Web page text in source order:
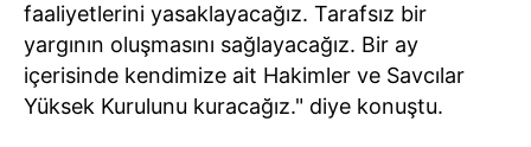
faaliyetlerini yasaklayacağız. Tarafsız bir
yargının oluşmasını sağlayacağız. Bir ay
içerisinde kendimize ait Hakimler ve Savcılar
Yüksek Kurulunu kuracağız." diye konuştu.